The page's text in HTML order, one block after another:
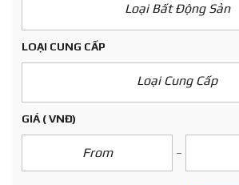
Loại Bất Động Sản
LOẠI CUNG CẤP
Loại Cung Cấp
GIÁ ( VNĐ)